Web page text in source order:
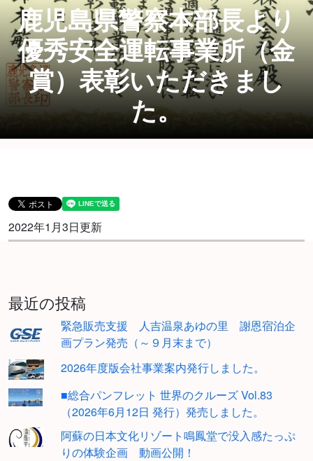
鹿児島県警察本部長より
優秀安全運転事業所（金
賞）表彰いただきまし
た。
2022年1月3日更新
最近の投稿
緊急販売支援 人吉温泉あゆの里 謝恩宿泊企
画プラン発売（～９月末まで）
2026年度版会社事業案内発行しました。
■総合パンフレット 世界のクルーズ Vol.83
（2026年6月12日 発行）発売しました。
阿蘇の日本文化リゾート鳴鳳堂で没入感たっぷ
りの体験企画 動画公開！